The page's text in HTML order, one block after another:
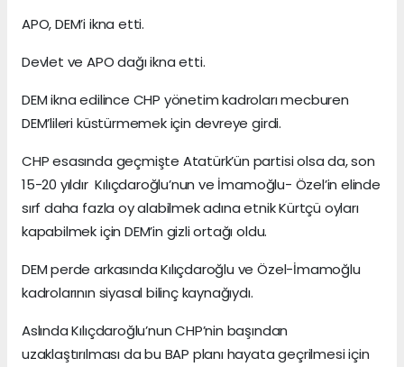
APO, DEM’i ikna etti.
Devlet ve APO dağı ikna etti.
DEM ikna edilince CHP yönetim kadroları mecburen
DEM’lileri küstürmemek için devreye girdi.
CHP esasında geçmişte Atatürk’ün partisi olsa da, son
15-20 yıldır Kılıçdaroğlu’nun ve İmamoğlu- Özel’in elinde
sırf daha fazla oy alabilmek adına etnik Kürtçü oyları
kapabilmek için DEM’in gizli ortağı oldu.
DEM perde arkasında Kılıçdaroğlu ve Özel-İmamoğlu
kadrolarının siyasal bilinç kaynağıydı.
Aslında Kılıçdaroğlu’nun CHP’nin başından
uzaklaştırılması da bu BAP planı hayata geçrilmesi için